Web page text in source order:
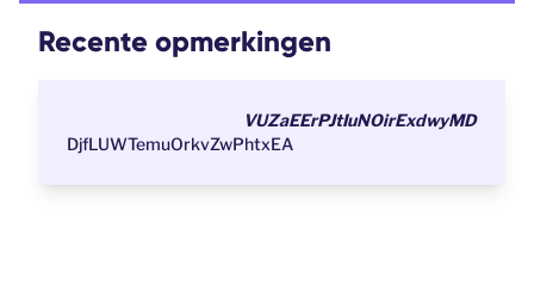
Recente opmerkingen
VUZaEErPJtIuNOirExdwyMD
DjfLUWTemuOrkvZwPhtxEA